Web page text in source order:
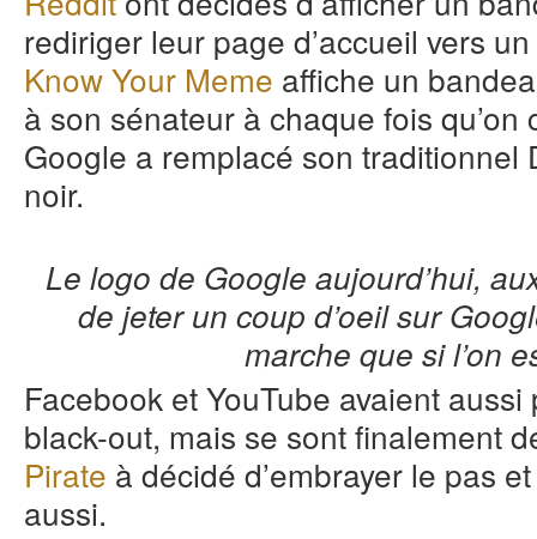
rediriger leur page d’accueil vers
Know Your Meme affiche un
à son sénateur à chaque fois
Google a remplacé son traditionnel
noir.
Le logo de Google aujourd’hui,
de jeter un coup d’oeil sur
marche que si l’on
Facebook et YouTube avaient
black-out, mais se sont finalement
Pirate à décidé d’embrayer le pas
aussi.